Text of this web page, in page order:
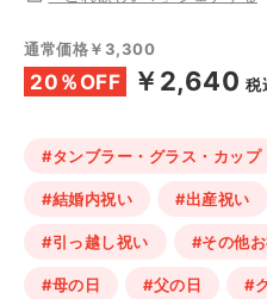
通常価格￥3,300
20％OFF ￥2,640 税
#タンブラー・グラス・カップ
#結婚内祝い #出産祝い
#引っ越し祝い #その他
#母の日 #父の日 #